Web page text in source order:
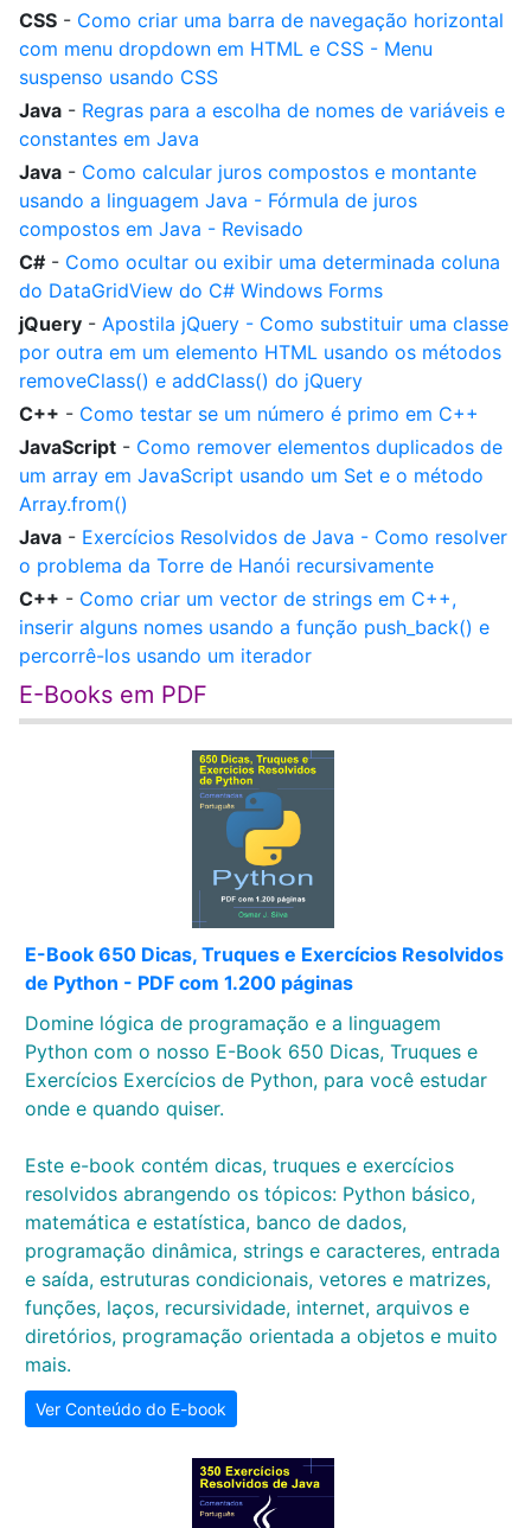
CSS - Como criar uma barra de navegação horizontal
com menu dropdown em HTML e CSS - Menu
suspenso usando CSS
Java - Regras para a escolha de nomes de variáveis e
constantes em Java
Java - Como calcular juros compostos e montante
usando a linguagem Java - Fórmula de juros
compostos em Java - Revisado
C# - Como ocultar ou exibir uma determinada coluna
do DataGridView do C# Windows Forms
jQuery - Apostila jQuery - Como substituir uma classe
por outra em um elemento HTML usando os métodos
removeClass() e addClass() do jQuery
C++ - Como testar se um número é primo em C++
JavaScript - Como remover elementos duplicados de
um array em JavaScript usando um Set e o método
Array.from()
Java - Exercícios Resolvidos de Java - Como resolver
o problema da Torre de Hanói recursivamente
C++ - Como criar um vector de strings em C++,
inserir alguns nomes usando a função push_back() e
percorrê-los usando um iterador
E-Books em PDF
E-Book 650 Dicas, Truques e Exercícios Resolvidos
de Python - PDF com 1.200 páginas
Domine lógica de programação e a linguagem
Python com o nosso E-Book 650 Dicas, Truques e
Exercícios Exercícios de Python, para você estudar
onde e quando quiser.
Este e-book contém dicas, truques e exercícios
resolvidos abrangendo os tópicos: Python básico,
matemática e estatística, banco de dados,
programação dinâmica, strings e caracteres, entrada
e saída, estruturas condicionais, vetores e matrizes,
funções, laços, recursividade, internet, arquivos e
diretórios, programação orientada a objetos e muito
mais.
Ver Conteúdo do E-book